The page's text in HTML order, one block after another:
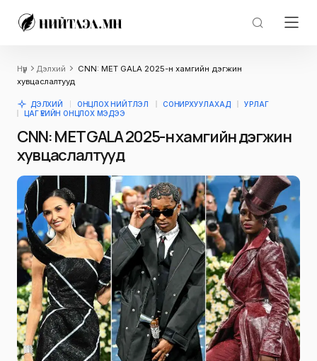
Нүүр Дэлхий
CNN: MET GALA 2025-н хамгийн дэгжин
хувцаслалтууд
ДЭЛХИЙ ОНЦЛОХ НИЙТЛЭЛ СОНИРХУУЛАХАД
УРЛАГ
ЦАГ ҮЕИЙН ОНЦЛОХ МЭДЭЭ
CNN: MET GALA 2025-н хамгийн дэгжин
хувцаслалтууд